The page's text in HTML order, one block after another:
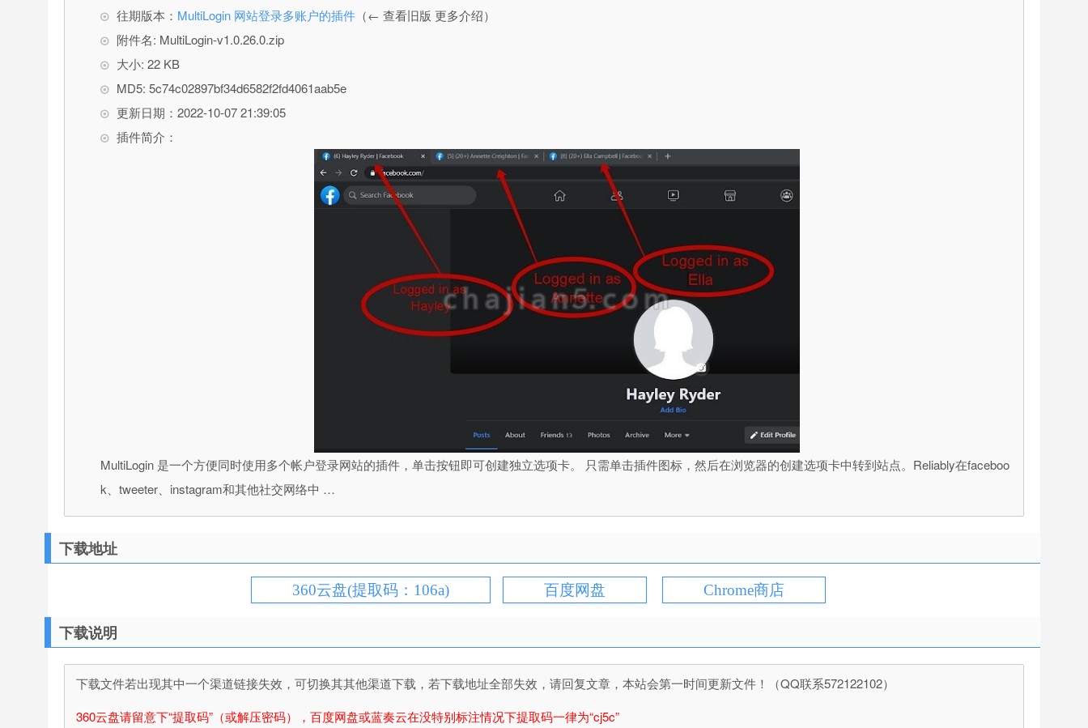
往期版本： MultiLogin 网站登录多账户的插件 （← 查看旧版 更多介绍）
附件名: MultiLogin-v1.0.26.0.zip
大小: 22 KB
MD5: 5c74c02897bf34d6582f2fd4061aab5e
更新日期：2022-10-07 21:39:05
插件简介：
MultiLogin 是一个方便同时使用多个帐户登录网站的插件，单击按钮即可创建独立选项卡。 只需单击插件图标，然后在浏览器的创建选项卡中转到站点。Reliably在faceboo
k、tweeter、instagram和其他社交网络中 …
下载地址
360云盘(提取码：106a) 百度网盘 Chrome商店
下载说明
下载文件若出现其中一个渠道链接失效，可切换其其他渠道下载，若下载地址全部失效，请回复文章，本站会第一时间更新文件！（QQ联系572122102）
360云盘请留意下“提取码”（或解压密码），百度网盘或蓝奏云在没特别标注情况下提取码一律为“cj5c”